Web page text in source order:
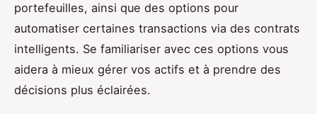
portefeuilles, ainsi que des options pour
automatiser certaines transactions via des contrats
intelligents. Se familiariser avec ces options vous
aidera à mieux gérer vos actifs et à prendre des
décisions plus éclairées.